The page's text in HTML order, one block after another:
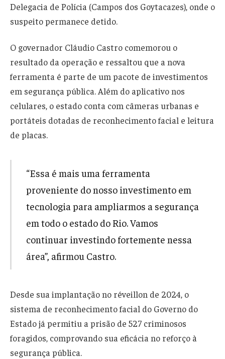
Delegacia de Polícia (Campos dos Goytacazes), onde o
suspeito permanece detido.
O governador Cláudio Castro comemorou o
resultado da operação e ressaltou que a nova
ferramenta é parte de um pacote de investimentos
em segurança pública. Além do aplicativo nos
celulares, o estado conta com câmeras urbanas e
portáteis dotadas de reconhecimento facial e leitura
de placas.
“Essa é mais uma ferramenta
proveniente do nosso investimento em
tecnologia para ampliarmos a segurança
em todo o estado do Rio. Vamos
continuar investindo fortemente nessa
área”, afirmou Castro.
Desde sua implantação no réveillon de 2024, o
sistema de reconhecimento facial do Governo do
Estado já permitiu a prisão de 527 criminosos
foragidos, comprovando sua eficácia no reforço à
segurança pública.